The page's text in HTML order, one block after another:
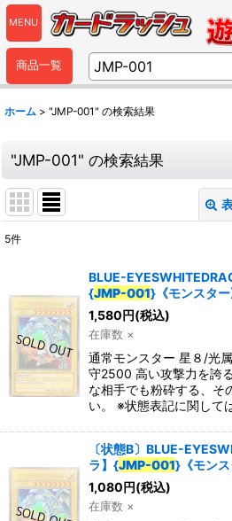
MENU
商品一覧
ホーム > "JMP-001" の検索結果
"JMP-001" の検索結果
表示数:
並び順:
カテゴリ:
5件
BLUE-
{JMP-001}《モンスター
1,580円(税込)
在庫数 ×
通常モンスター 星８/光
守2500 高い攻撃力を誇
な相手でも粉砕する、そ
い。 ※状態表記に関して
〔状態B〕BLUE-
ラ】{JMP-001}《モンス
1,080円(税込)
在庫数 ×